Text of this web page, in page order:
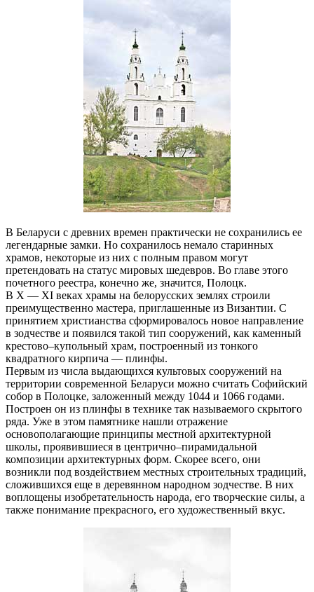
В Беларуси с древних времен практически не сохранились ее
легендарные замки. Но сохранилось немало старинных
храмов, некоторые из них с полным правом могут
претендовать на статус мировых шедевров. Во главе этого
почетного реестра, конечно же, значится, Полоцк.
В Х — ХI веках храмы на белорусских землях строили
преимущественно мастера, приглашенные из Византии. С
принятием христианства сформировалось новое направление
в зодчестве и появился такой тип сооружений, как каменный
крестово–купольный храм, построенный из тонкого
квадратного кирпича — плинфы.
Первым из числа выдающихся культовых сооружений на
территории современной Беларуси можно считать Софийский
собор в Полоцке, заложенный между 1044 и 1066 годами.
Построен он из плинфы в технике так называемого скрытого
ряда. Уже в этом памятнике нашли отражение
основополагающие принципы местной архитектурной
школы, проявившиеся в центрично–пирамидальной
композиции архитектурных форм. Скорее всего, они
возникли под воздействием местных строительных традиций,
сложившихся еще в деревянном народном зодчестве. В них
воплощены изобретательность народа, его творческие силы, а
также понимание прекрасного, его художественный вкус.